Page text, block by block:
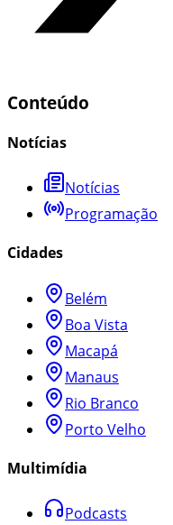
Conteúdo
Notícias
Notícias
Programação
Cidades
Belém
Boa Vista
Macapá
Manaus
Rio Branco
Porto Velho
Multimídia
Podcasts